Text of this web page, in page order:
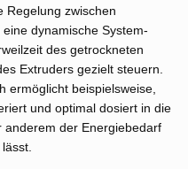
Regelung zwischen
dynamische System-
des getrockneten
Extruders gezielt steuern.
ermöglicht beispielsweise,
und optimal dosiert in die
anderem der Energiebedarf